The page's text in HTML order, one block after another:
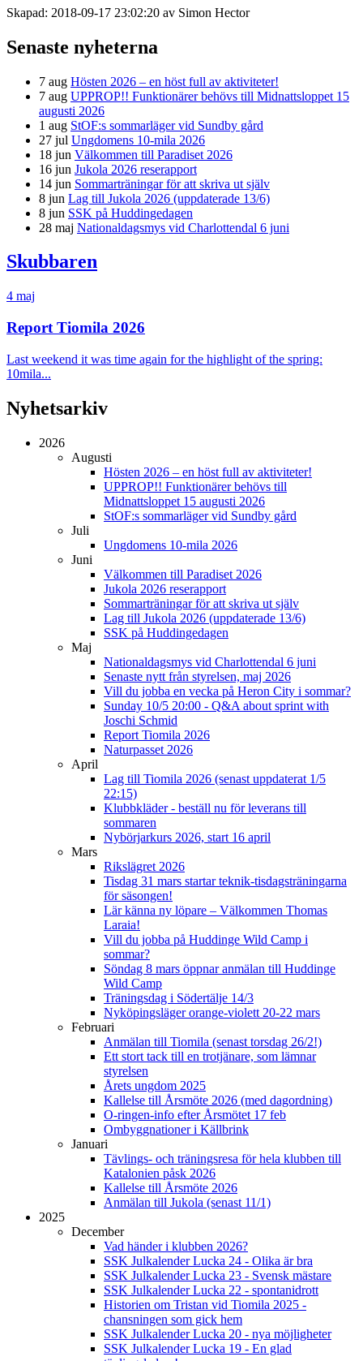
Skapad: 2018-09-17 23:02:20 av Simon Hector
Senaste nyheterna
7 aug Hösten 2026 – en höst full av aktiviteter!
7 aug UPPROP!! Funktionärer behövs till Midnattsloppet 15
augusti 2026
1 aug StOF:s sommarläger vid Sundby gård
27 jul Ungdomens 10-mila 2026
18 jun Välkommen till Paradiset 2026
16 jun Jukola 2026 reserapport
14 jun Sommarträningar för att skriva ut själv
8 jun Lag till Jukola 2026 (uppdaterade 13/6)
8 jun SSK på Huddingedagen
28 maj Nationaldagsmys vid Charlottendal 6 juni
Skubbaren
4 maj
Report Tiomila 2026
Last weekend it was time again for the highlight of the spring:
10mila...
Nyhetsarkiv
2026
Augusti
Hösten 2026 – en höst full av aktiviteter!
UPPROP!! Funktionärer behövs till
Midnattsloppet 15 augusti 2026
StOF:s sommarläger vid Sundby gård
Juli
Ungdomens 10-mila 2026
Juni
Välkommen till Paradiset 2026
Jukola 2026 reserapport
Sommarträningar för att skriva ut själv
Lag till Jukola 2026 (uppdaterade 13/6)
SSK på Huddingedagen
Maj
Nationaldagsmys vid Charlottendal 6 juni
Senaste nytt från styrelsen, maj 2026
Vill du jobba en vecka på Heron City i sommar?
Sunday 10/5 20:00 - Q&A about sprint with
Joschi Schmid
Report Tiomila 2026
Naturpasset 2026
April
Lag till Tiomila 2026 (senast uppdaterat 1/5
22:15)
Klubbkläder - beställ nu för leverans till
sommaren
Nybörjarkurs 2026, start 16 april
Mars
Rikslägret 2026
Tisdag 31 mars startar teknik-tisdagsträningarna
för säsongen!
Lär känna ny löpare – Välkommen Thomas
Laraia!
Vill du jobba på Huddinge Wild Camp i
sommar?
Söndag 8 mars öppnar anmälan till Huddinge
Wild Camp
Träningsdag i Södertälje 14/3
Nyköpingsläger orange-violett 20-22 mars
Februari
Anmälan till Tiomila (senast torsdag 26/2!)
Ett stort tack till en trotjänare, som lämnar
styrelsen
Årets ungdom 2025
Kallelse till Årsmöte 2026 (med dagordning)
O-ringen-info efter Årsmötet 17 feb
Ombyggnationer i Källbrink
Januari
Tävlings- och träningsresa för hela klubben till
Katalonien påsk 2026
Kallelse till Årsmöte 2026
Anmälan till Jukola (senast 11/1)
2025
December
Vad händer i klubben 2026?
SSK Julkalender Lucka 24 - Olika är bra
SSK Julkalender Lucka 23 - Svensk mästare
SSK Julkalender Lucka 22 - spontanidrott
Historien om Tristan vid Tiomila 2025 -
chansningen som gick hem
SSK Julkalender Lucka 20 - nya möjligheter
SSK Julkalender Lucka 19 - En glad